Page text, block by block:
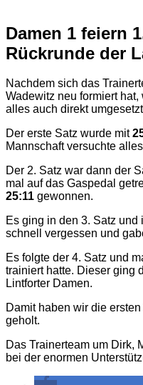
Damen 1 feiern
Rückrunde der
Nachdem sich das
Wadewitz neu formiert
alles auch direkt
Der erste Satz wurde mit
Mannschaft versuchte
Der 2. Satz war dann der
mal auf das Gaspedal
25:11 gewonnen.
Es ging in den 3. Satz
schnell vergessen und
Es folgte der 4. Satz und
trainiert hatte. Dieser ging
Lintforter Damen.
Damit haben wir die
geholt.
Das Trainerteam um Dirk,
bei der enormen